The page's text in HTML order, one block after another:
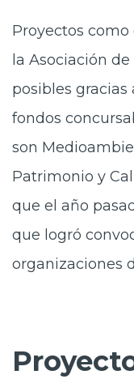
Proyectos
la Asociación
posibles gracias
fondos
son
Patrimonio y
que el año
que logró
organizaciones